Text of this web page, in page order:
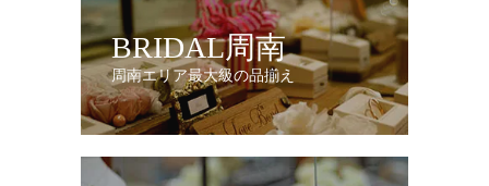
BRIDAL周南
周南エリア最大級の品揃え